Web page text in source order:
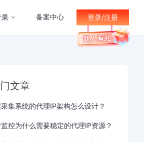
果 备案中心 登录/注册
文章
集系统的代理IP架构怎么设计？
控为什么需要稳定的代理IP资源？